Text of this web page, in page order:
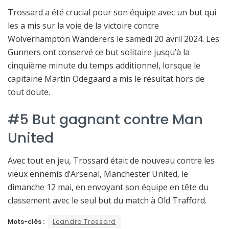
Trossard a été crucial pour son équipe avec un but qui
les a mis sur la voie de la victoire contre
Wolverhampton Wanderers le samedi 20 avril 2024. Les
Gunners ont conservé ce but solitaire jusqu’à la
cinquième minute du temps additionnel, lorsque le
capitaine Martin Odegaard a mis le résultat hors de
tout doute.
#5 But gagnant contre Man
United
Avec tout en jeu, Trossard était de nouveau contre les
vieux ennemis d’Arsenal, Manchester United, le
dimanche 12 mai, en envoyant son équipe en tête du
classement avec le seul but du match à Old Trafford.
Mots-clés : Leandro Trossard